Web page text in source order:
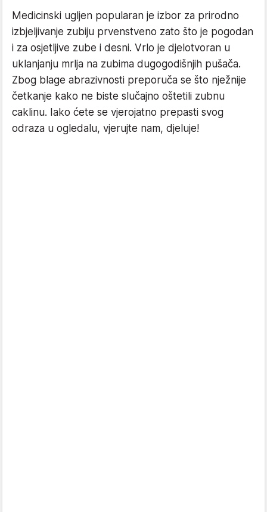
Medicinski ugljen popularan je izbor za prirodno
izbjeljivanje zubiju prvenstveno zato što je pogodan
i za osjetljive zube i desni. Vrlo je djelotvoran u
uklanjanju mrlja na zubima dugogodišnjih pušača.
Zbog blage abrazivnosti preporuča se što nježnije
četkanje kako ne biste slučajno oštetili zubnu
caklinu. Iako ćete se vjerojatno prepasti svog
odraza u ogledalu, vjerujte nam, djeluje!